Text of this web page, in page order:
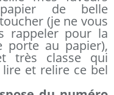
de belle
(je ne vous
rappeler pour la
porte au papier),
très classe qui
et relire ce bel